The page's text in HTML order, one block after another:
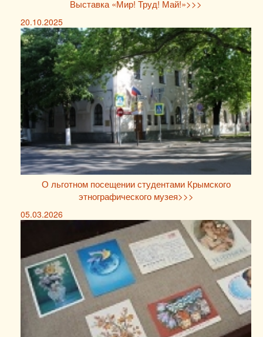
Выставка «Мир! Труд! Май!»>>>
20.10.2025
О льготном посещении студентами Крымского
этнографического музея>>>
05.03.2026